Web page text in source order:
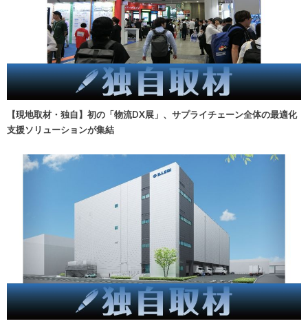
【現地取材・独自】初の「物流DX展」、サプライチェーン全体の最適化
支援ソリューションが集結